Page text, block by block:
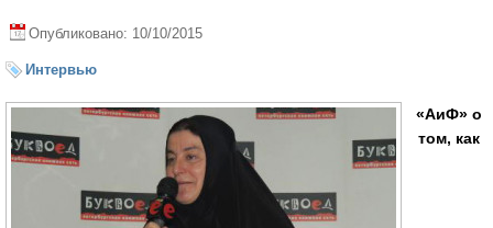
Опубликовано: 10/10/2015
Интервью
«АиФ» о
том, как